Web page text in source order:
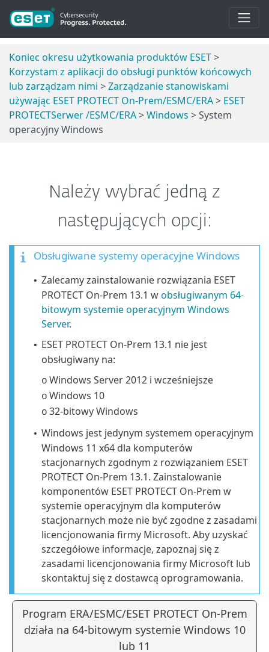
Koniec okresu użytkowania produktów ESET>
Korzystam z aplikacji do obsługi punktów końcowych
lub zarządzam nimi >Zarządzanie stanowiskami
używając ESET PROTECT On-Prem/ESMC/ERA> ESET
PROTECTSerwer /ESMC/ERA>Windows > System
operacyjny Windows
Należy wybrać jedną z
następujących opcji:
Obsługiwane systemy operacyjne Windows
• Zalecamy zainstalowanie rozwiązania ESET
PROTECT On-Prem 13.1 wobsługiwanym 64-
bitowym systemie operacyjnym Windows
Server.
• ESET PROTECT On-Prem 13.1 nie jest
obsługiwany na:
o Windows Server 2012 i wcześniejsze
o Windows 10
o 32-bitowy Windows
• Windows jest jedynym systemem operacyjnym
Windows 11 x64 dla komputerów
stacjonarnych zgodnym z rozwiązaniem ESET
PROTECT On-Prem 13.1. Zainstalowanie
komponentów ESET PROTECT On-Prem w
systemie operacyjnym dla komputerów
stacjonarnych może nie być zgodne z zasadami
licencjonowania firmy Microsoft. Aby uzyskać
szczegółowe informacje, zapoznaj się z
zasadami licencjonowania firmy Microsoft lub
skontaktuj się z dostawcą oprogramowania.
Program ERA/ESMC/ESET PROTECT On-Prem
działa na 64-bitowym systemie Windows 10
lub 11